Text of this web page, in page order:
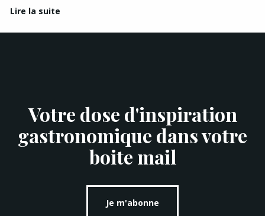
Lire la suite
Votre dose d'inspiration
gastronomique dans votre
boite mail
Je m'abonne